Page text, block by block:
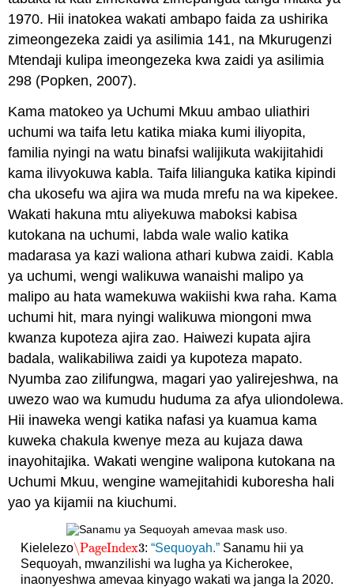
1970. Hii inatokea wakati ambapo faida za ushirika
zimeongezeka zaidi ya asilimia 141, na Mkurugenzi
Mtendaji kulipa imeongezeka kwa zaidi ya asilimia
298 (Popken, 2007).
Kama matokeo ya Uchumi Mkuu ambao uliathiri
uchumi wa taifa letu katika miaka kumi iliyopita,
familia nyingi na watu binafsi walijikuta wakijitahidi
kama ilivyokuwa kabla. Taifa lilianguka katika kipindi
cha ukosefu wa ajira wa muda mrefu na wa kipekee.
Wakati hakuna mtu aliyekuwa maboksi kabisa
kutokana na uchumi, labda wale walio katika
madarasa ya kazi waliona athari kubwa zaidi. Kabla
ya uchumi, wengi walikuwa wanaishi malipo ya
malipo au hata wamekuwa wakiishi kwa raha. Kama
uchumi hit, mara nyingi walikuwa miongoni mwa
kwanza kupoteza ajira zao. Haiwezi kupata ajira
badala, walikabiliwa zaidi ya kupoteza mapato.
Nyumba zao zilifungwa, magari yao yalirejeshwa, na
uwezo wao wa kumudu huduma za afya uliondolewa.
Hii inaweka wengi katika nafasi ya kuamua kama
kuweka chakula kwenye meza au kujaza dawa
inayohitajika. Wakati wengine walipona kutokana na
Uchumi Mkuu, wengine wamejitahidi kuboresha hali
yao ya kijamii na kiuchumi.
Kielelezo\PageIndex3
\PageIndex3:“Sequoyah.” Sanamu hii ya
Sequoyah, mwanzilishi wa lugha ya Kicherokee,
inaonyeshwa amevaa kinyago wakati wa janga la 2020.